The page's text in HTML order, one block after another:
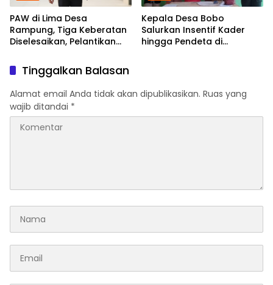
PAW di Lima Desa
Rampung, Tiga Keberatan
Diselesaikan, Pelantikan
Kepala Desa Bobo
Salurkan Insentif Kader
hingga Pendeta di
Tinggalkan Balasan
Alamat email Anda tidak akan dipublikasikan. Ruas yang
wajib ditandai *